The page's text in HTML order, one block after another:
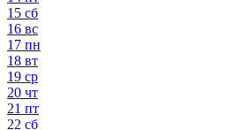
15 сб
16 вс
17 пн
18 вт
19 ср
20 чт
21 пт
22 сб